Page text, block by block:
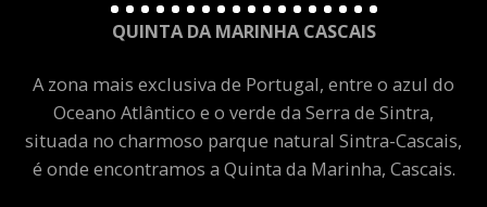
QUINTA DA MARINHA CASCAIS
A zona mais exclusiva de Portugal, entre o azul do
Oceano Atlântico e o verde da Serra de Sintra,
situada no charmoso parque natural Sintra-Cascais,
é onde encontramos a Quinta da Marinha, Cascais.